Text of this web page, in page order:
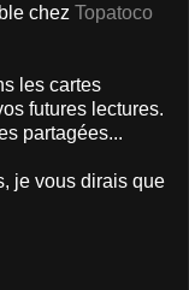
chez Topatoco
les cartes
futures lectures.
partagées...
je vous dirais que